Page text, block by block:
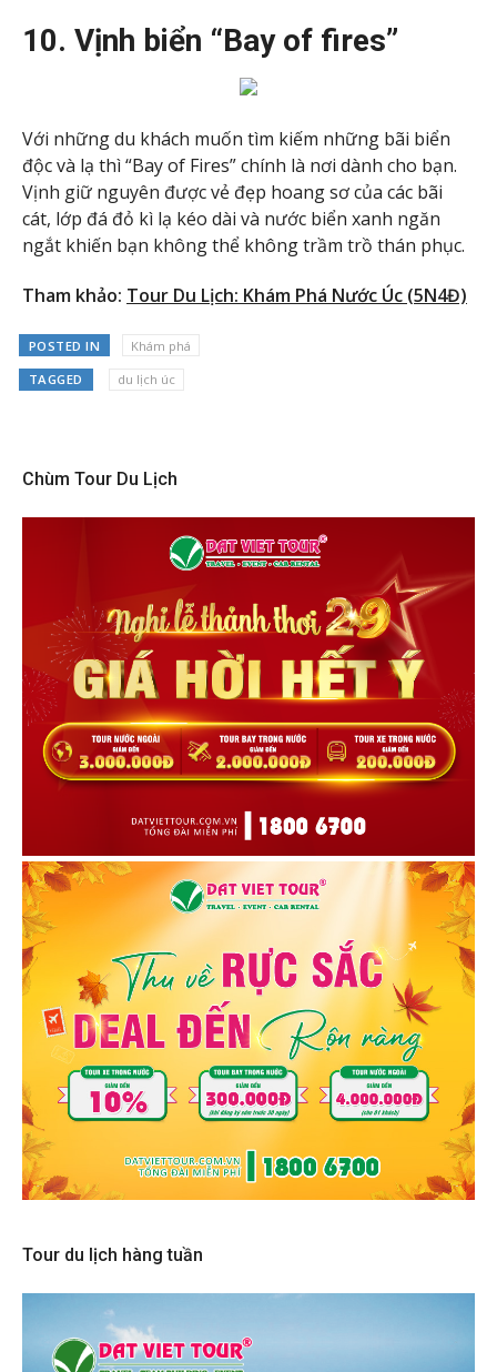
10. Vịnh biển “Bay of fires”
Với những du khách muốn tìm kiếm những bãi biển
độc và lạ thì “Bay of Fires” chính là nơi dành cho bạn.
Vịnh giữ nguyên được vẻ đẹp hoang sơ của các bãi
cát, lớp đá đỏ kì lạ kéo dài và nước biển xanh ngăn
ngắt khiến bạn không thể không trầm trồ thán phục.
Tham khảo: Tour Du Lịch: Khám Phá Nước Úc (5N4Đ)
POSTED IN Khám phá
TAGGED du lịch úc
Chùm Tour Du Lịch
Tour du lịch hàng tuần